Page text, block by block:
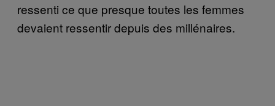
ressenti ce que presque toutes les femmes
devaient ressentir depuis des millénaires.